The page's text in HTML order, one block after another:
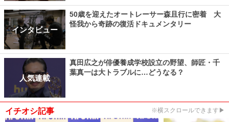
インタビュー
50歳を迎えたオートレーサー森且行に密着 大
怪我から奇跡の復活ドキュメンタリー
人気連載
真田広之が俳優養成学校設立の野望、師匠・千
葉真一は大トラブルに…どうなる？
イチオシ記事 ※横スクロールできます▶